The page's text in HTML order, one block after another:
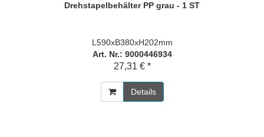
Drehstapelbehälter PP grau - 1 ST
L590xB380xH202mm
Art. Nr.: 9000446934
27,31 € *
Details